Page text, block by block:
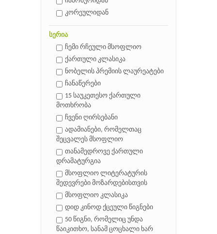
კორეულიდან
სერია
ჩემი რჩეული მსოფლიო
ქართული კლასიკა
ნობელის პრემიის ლაურეატები
ჩანაწერები
15 საუკეთესო ქართული
მოთხრობა
ჩვენი ღირსებანი
ადამიანები, რომელთაც
შეცვალეს მსოფლიო
თანამედროვე ქართული
დრამატურგია
მსოფლიო ლიტერატურის
შედევრები მოზარდებისთვის
მსოფლიო კლასიკა
დიდ კინოდ ქცეული წიგნები
50 წიგნი, რომელიც უნდა
წაიკითხო, სანამ ცოცხალი ხარ